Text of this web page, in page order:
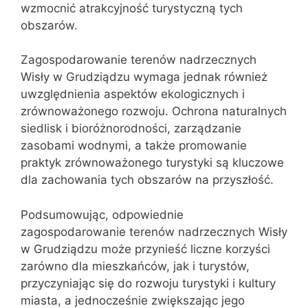
wzmocnić atrakcyjność turystyczną tych
obszarów.
Zagospodarowanie terenów nadrzecznych
Wisły w Grudziądzu wymaga jednak również
uwzględnienia aspektów ekologicznych i
zrównoważonego rozwoju. Ochrona naturalnych
siedlisk i bioróżnorodności, zarządzanie
zasobami wodnymi, a także promowanie
praktyk zrównoważonego turystyki są kluczowe
dla zachowania tych obszarów na przyszłość.
Podsumowując, odpowiednie
zagospodarowanie terenów nadrzecznych Wisły
w Grudziądzu może przynieść liczne korzyści
zarówno dla mieszkańców, jak i turystów,
przyczyniając się do rozwoju turystyki i kultury
miasta, a jednocześnie zwiększając jego